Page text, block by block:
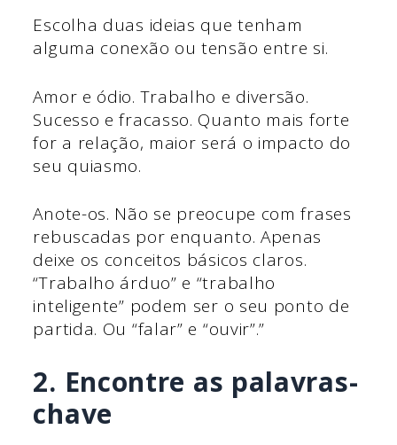
Escolha duas ideias que tenham
alguma conexão ou tensão entre si.
Amor e ódio. Trabalho e diversão.
Sucesso e fracasso. Quanto mais forte
for a relação, maior será o impacto do
seu quiasmo.
Anote-os. Não se preocupe com frases
rebuscadas por enquanto. Apenas
deixe os conceitos básicos claros.
“Trabalho árduo” e “trabalho
inteligente” podem ser o seu ponto de
partida. Ou “falar” e “ouvir”.”
2. Encontre as palavras-
chave